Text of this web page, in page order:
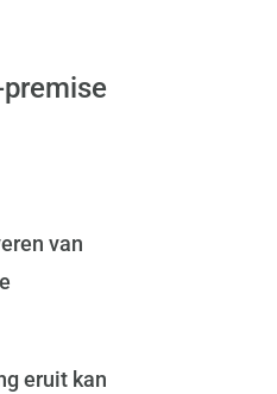
van
eruit kan